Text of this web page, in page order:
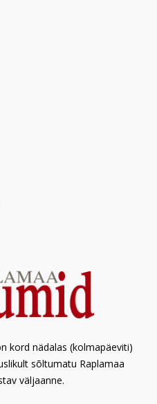
kord nädalas (kolmapäeviti)
sõltumatu Raplamaa
väljaanne.